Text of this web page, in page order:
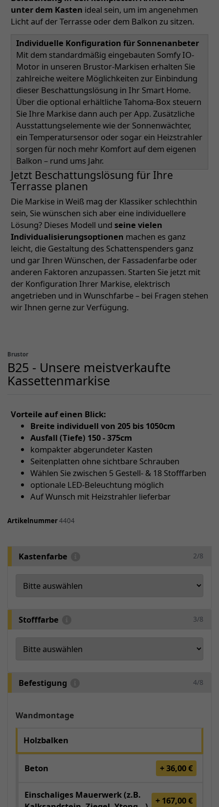
unter dem Kasten ideal sein, um im angenehmen
Licht auf der Terrasse oder dem Balkon zu sitzen.
Individuelle Konfiguration für Sonnenanbeter
Mit dem standardmäßig eingebauten Somfy IO-
Motor in unseren Brustor-Markisen erhalten Sie
zahlreiche weitere Möglichkeiten zur Einbindung
dieser Beschattungslösung in Ihr Smart Home.
Über die optional erhältliche Tahoma-Box steuern
Sie Ihre Markise dann auch per App. Zusätzliche
Ausstattungselemente wie der Sonnenwächter,
ein Temperatursensor oder sogar ein Heizstrahler
sorgen für noch mehr Komfort auf dem eigenen
Balkon – rund ums Jahr.
Jetzt Beschattungslösung für Ihre
Terrasse planen
Die Markise in Weiß mag der Klassiker schlechthin
sein, Sie wünschen sich aber eine individuellere
Lösung? Dieses Modell und seine vielen
Individualisierungsoptionen machen es ganz
leicht, die Gestaltung des Schattenspenders ganz
und gar Ihren Wünschen, der Fassadenfarbe oder
anderen Faktoren anzupassen. Starten Sie jetzt mit
der Konfiguration Ihrer Markise, elektrisch
angetrieben und in Wunschfarbe – bei Fragen stehen
wir Ihnen gerne zur Verfügung.
Brustor
B25 - Unsere meistverkaufte
Kassettenmarkise
Vorteile auf einen Blick:
Breite individuell von 205 bis 1050cm
Ausfall (Tiefe) 150 - 375cm
kompakter abgerundeter Kasten
Seitenplatten ohne sichtbare Schrauben
Wählen Sie zwischen 5 Gestell- & 18 Stofffarben
optionale LED-Beleuchtung möglich
Auf Wunsch mit Heizstrahler lieferbar
Artikelnummer4404
Kastenfarbe 2/8
Stofffarbe 3/8
Befestigung 4/8
Wandmontage
Holzbalken
Beton + 36,00 €
Einschaliges Mauerwerk (z.B.
+ 167,00 €